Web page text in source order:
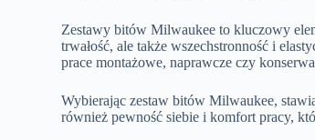
Zestawy bitów Milwaukee to kluczowy
trwałość, ale także wszechstronność i
prace montażowe, naprawcze czy
Wybierając zestaw bitów Milwaukee,
również pewność siebie i komfort pracy,